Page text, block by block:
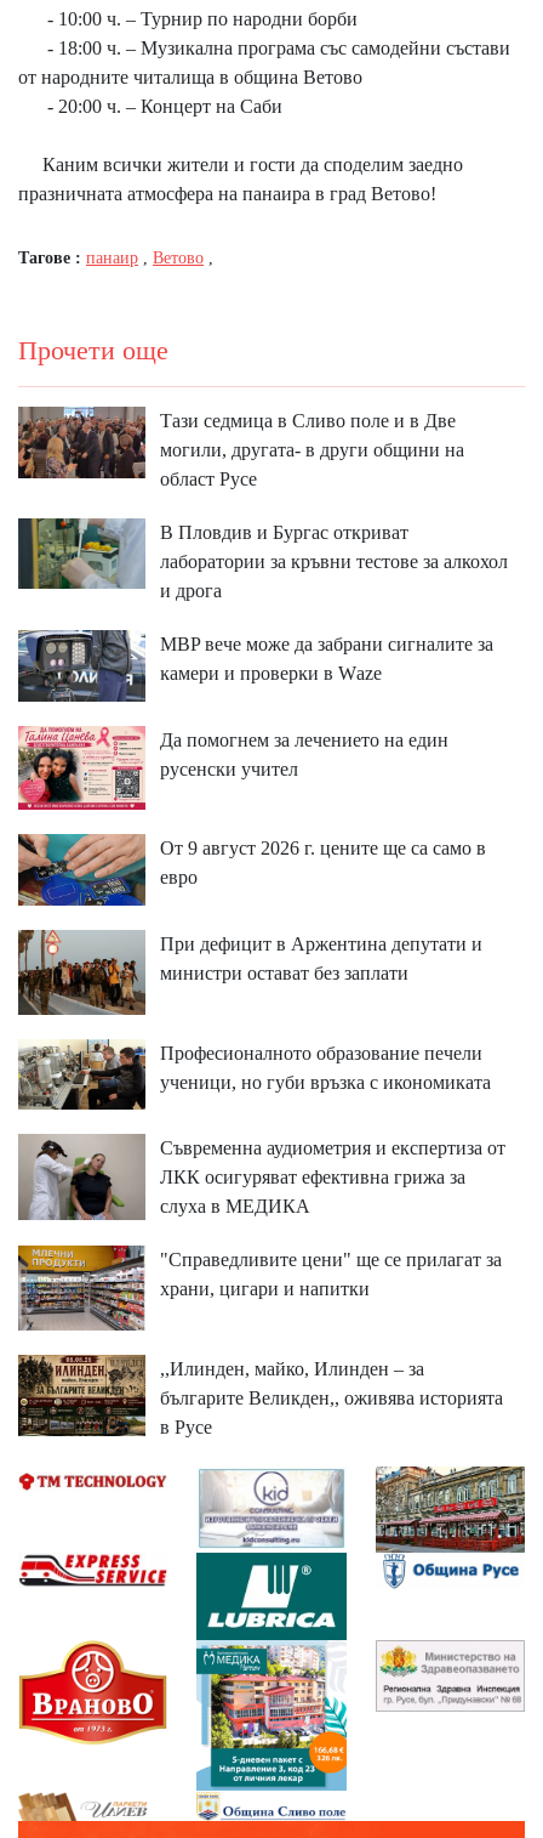
- 10:00 ч. – Турнир по народни борби
- 18:00 ч. – Музикална програма със самодейни състави
от народните читалища в община Ветово
- 20:00 ч. – Концерт на Саби
Каним всички жители и гости да споделим заедно
празничната атмосфера на панаира в град Ветово!
Тагове : панаир Ветово
Прочети още
Тази седмица в Сливо поле и в Две
могили, другата- в други общини на
област Русе
В Пловдив и Бургас откриват
лаборатории за кръвни тестове за алкохол
и дрога
MBP вeчe мoжe дa зaбpaни cигнaлитe зa
ĸaмepи и пpoвepĸи в Wаzе
Да помогнем за лечението на един
русенски учител
От 9 август 2026 г. цените ще са само в
евро
При дефицит в Аржентина депутати и
министри остават без заплати
Професионалното образование печели
ученици, но губи връзка с икономиката
Съвременна аудиометрия и експертиза от
ЛКК осигуряват ефективна грижа за
слуха в МЕДИКА
"Справедливите цени" ще се прилагат за
храни, цигари и напитки
,,Илинден, майко, Илинден – за
българите Великден,, оживява историята
в Русе